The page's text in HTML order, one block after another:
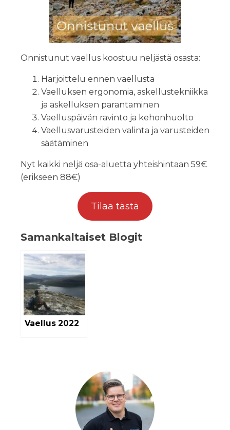
Onnistunut vaellus koostuu neljästä osasta:
Harjoittelu ennen vaellusta
Vaelluksen ergonomia, askellustekniikka
ja askelluksen parantaminen
Vaelluspäivän ravinto ja kehonhuolto
Vaellusvarusteiden valinta ja varusteiden
säätäminen
Nyt kaikki neljä osa-aluetta yhteishintaan 59€
(erikseen 88€)
Tilaa tästä
Samankaltaiset Blogit
Vaellus 2022